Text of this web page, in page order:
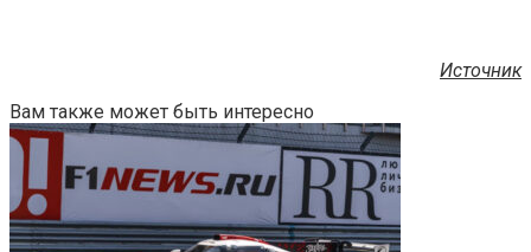
Источник
Вам также может быть интересно